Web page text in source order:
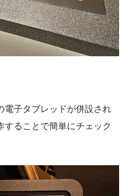
電子タブレッドが併設され
することで簡単にチェック